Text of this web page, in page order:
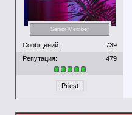
Senior Member
Сообщений:
739
Репутация:
479
Priest